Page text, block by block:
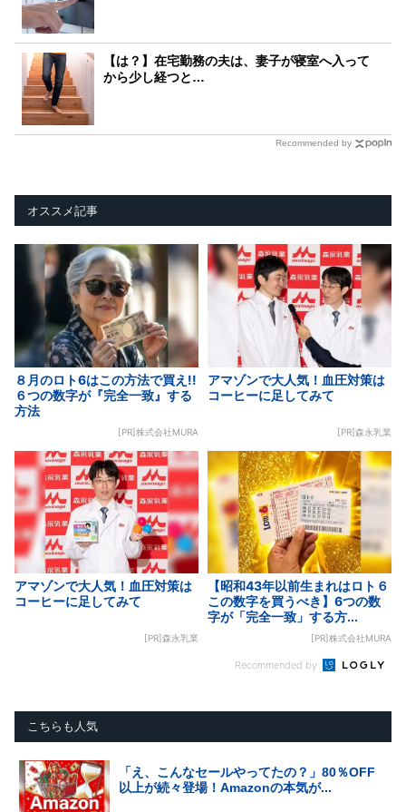
【は？】在宅勤務の夫は、妻子が寝室へ入って
から少し経つと…
Recommended by
オススメ記事
８月のロト6はこの方法で買え!!
６つの数字が『完全一致』する
方法
[PR]株式会社MURA
アマゾンで大人気！血圧対策は
コーヒーに足してみて
[PR]森永乳業
アマゾンで大人気！血圧対策は
コーヒーに足してみて
[PR]森永乳業
【昭和43年以前生まれはロト６
この数字を買うべき】6つの数
字が「完全一致」する方...
[PR]株式会社MURA
Recommended by
こちらも人気
「え、こんなセールやってたの？」80％OFF
以上が続々登場！Amazonの本気が...